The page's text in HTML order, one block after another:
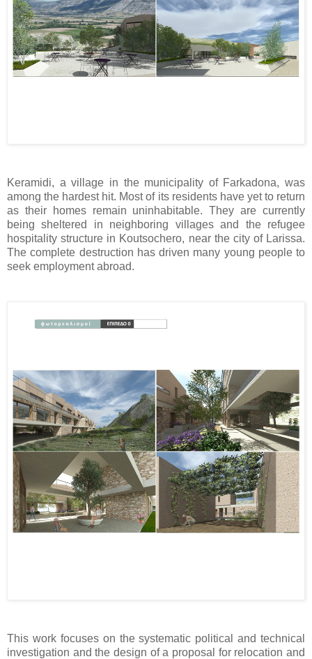
Keramidi, a village in the municipality of Farkadona, was
among the hardest hit. Most of its residents have yet to return
as their homes remain uninhabitable. They are currently
being sheltered in neighboring villages and the refugee
hospitality structure in Koutsochero, near the city of Larissa.
The complete destruction has driven many young people to
seek employment abroad.
This work focuses on the systematic political and technical
investigation and the design of a proposal for relocation and